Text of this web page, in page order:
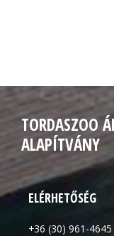
TORDASZOO
ALAPÍTVÁNY
ELÉRHETŐSÉG
+36 (30) 961-4645